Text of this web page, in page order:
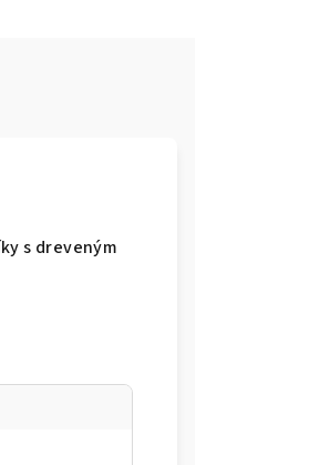
s dreveným